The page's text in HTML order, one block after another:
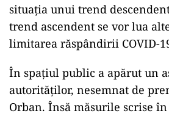
situaţia unui trend
trend ascendent se vor lua
limitarea răspândirii COVID-
În spațiul public a apărut un
autorităților, nesemnat de
Orban. Însă măsurile scrise